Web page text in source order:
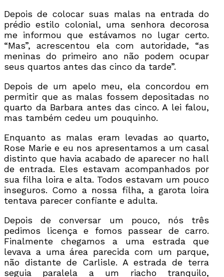
Depois de colocar suas malas na entrada do
prédio estilo colonial, uma senhora decorosa
me informou que estávamos no lugar certo.
“Mas”, acrescentou ela com autoridade, “as
meninas do primeiro ano não podem ocupar
seus quartos antes das cinco da tarde”.
Depois de um apelo meu, ela concordou em
permitir que as malas fossem depositadas no
quarto da Barbara antes das cinco. A lei falou,
mas também cedeu um pouquinho.
Enquanto as malas eram levadas ao quarto,
Rose Marie e eu nos apresentamos a um casal
distinto que havia acabado de aparecer no hall
de entrada. Eles estavam acompanhados por
sua filha loira e alta. Todos estavam um pouco
inseguros. Como a nossa filha, a garota loira
tentava parecer confiante e adulta.
Depois de conversar um pouco, nós três
pedimos licença e fomos passear de carro.
Finalmente chegamos a uma estrada que
levava a uma área parecida com um parque,
não distante de Carlisle. A estrada de terra
seguia paralela a um riacho tranquilo,